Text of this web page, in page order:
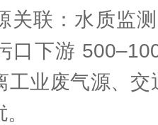
联：水质监测
口下游
工业废气源、